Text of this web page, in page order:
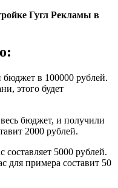
Гугл Рекламы в
в 100000 рублей.
этого будет
бюджет, и получили
2000 рублей.
5000 рублей.
для примера составит 50